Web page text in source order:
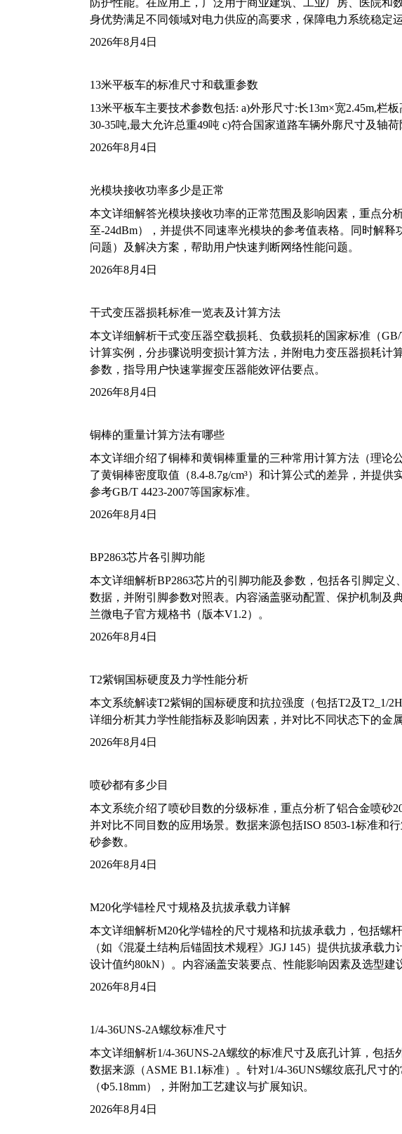
防护性能。在应用上，广泛用于商业建筑、工业厂房、医院和
身优势满足不同领域对电力供应的高要求，保障电力系统稳定运
2026年8月4日
13米平板车的标准尺寸和载重参数
13米平板车主要技术参数包括: a)外形尺寸:长13m×宽2.45m,栏
30-35吨,最大允许总重49吨 c)符合国家道路车辆外廓尺寸及轴
2026年8月4日
光模块接收功率多少是正常
本文详细解答光模块接收功率的正常范围及影响因素，重点分
至-24dBm），并提供不同速率光模块的参考值表格。同时解
问题）及解决方案，帮助用户快速判断网络性能问题。
2026年8月4日
干式变压器损耗标准一览表及计算方法
本文详细解析干式变压器空载损耗、负载损耗的国家标准（
计算实例，分步骤说明变损计算方法，并附电力变压器损耗计
参数，指导用户快速掌握变压器能效评估要点。
2026年8月4日
铜棒的重量计算方法有哪些
本文详细介绍了铜棒和黄铜棒重量的三种常用计算方法（理论
了黄铜棒密度取值（8.4-8.7g/cm³）和计算公式的差异，并提
参考GB/T 4423-2007等国家标准。
2026年8月4日
BP2863芯片各引脚功能
本文详细解析BP2863芯片的引脚功能及参数，包括各引脚定
数据，并附引脚参数对照表。内容涵盖驱动配置、保护机制及
兰微电子官方规格书（版本V1.2）。
2026年8月4日
T2紫铜国标硬度及力学性能分析
本文系统解读T2紫铜的国标硬度和抗拉强度（包括T2及T2_1/
详细分析其力学性能指标及影响因素，并对比不同状态下的金
2026年8月4日
喷砂都有多少目
本文系统介绍了喷砂目数的分级标准，重点分析了铝合金喷砂
并对比不同目数的应用场景。数据来源包括ISO 8503-1标准和
砂参数。
2026年8月4日
M20化学锚栓尺寸规格及抗拔承载力详解
本文详细解析M20化学锚栓的尺寸规格和抗拔承载力，包括螺
（如《混凝土结构后锚固技术规程》JGJ 145）提供抗拔承载
设计值约80kN）。内容涵盖安装要点、性能影响因素及选型建
2026年8月4日
1/4-36UNS-2A螺纹标准尺寸
本文详细解析1/4-36UNS-2A螺纹的标准尺寸及底孔计算，包
数据来源（ASME B1.1标准）。针对1/4-36UNS螺纹底孔尺寸
（Φ5.18mm），并附加工艺建议与扩展知识。
2026年8月4日